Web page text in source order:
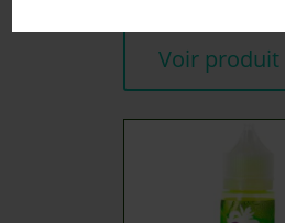
Voir produit